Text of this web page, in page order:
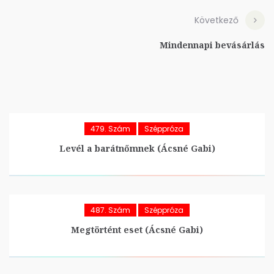
Következő
Mindennapi bevásárlás
479. Szám Széppróza
Levél a barátnőmnek (Ácsné Gabi)
487. Szám Széppróza
Megtörtént eset (Ácsné Gabi)